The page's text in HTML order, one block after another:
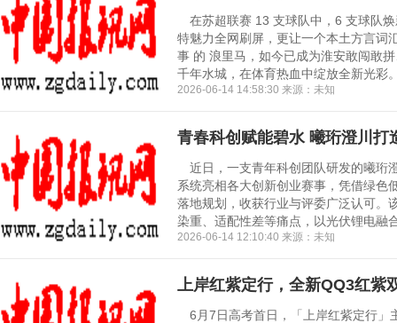
在苏超联赛 13 支球队中，6 支球队
特魅力全网刷屏，更让一个本土方言词
事 的 浪里马，如今已成为淮安敢闯敢
千年水城，在体育热血中绽放全新光彩
2026-06-14 14:58:30 来源：未知
青春科创赋能碧水 曦珩澄川打
近日，一支青年科创团队研发的曦珩
系统亮相各大创新创业赛事，凭借绿色
落地规划，收获行业与评委广泛认可。
染重、适配性差等痛点，以光伏锂电融
2026-06-14 12:10:40 来源：未知
上岸红紫定行，全新QQ3红紫
6月7日高考首日，「上岸红紫定行」